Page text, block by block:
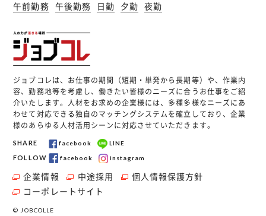
午前勤務 午後勤務 日勤 夕勤 夜勤
ジョブコレは、お仕事の期間（短期・単発から長期等）や、作業内
容、勤務地等を考慮し、働きたい皆様のニーズに合うお仕事をご紹
介いたします。人材をお求めの企業様には、多種多様なニーズにあ
わせて対応できる独自のマッチングシステムを確立しており、企業
様のあらゆる人材活用シーンに対応させていただきます。
SHARE facebook LINE
FOLLOW facebook instagram
企業情報 中途採用
個人情報保護方針
コーポレートサイト
© JOBCOLLE